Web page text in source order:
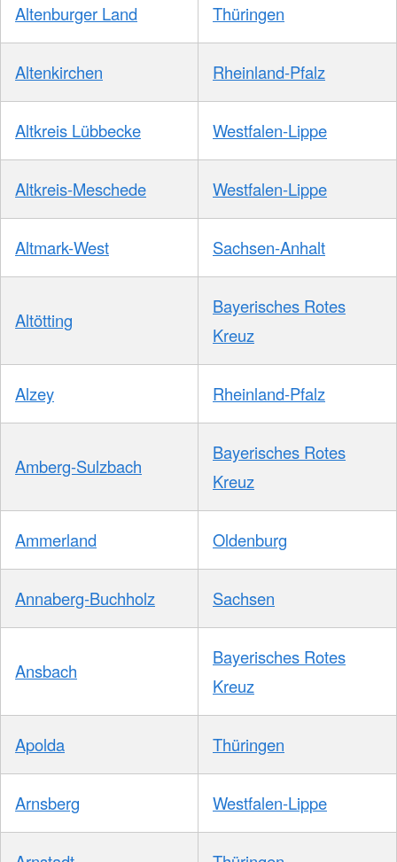
Altenburger Land Thüringen
Altenkirchen Rheinland-Pfalz
Altkreis Lübbecke Westfalen-Lippe
Altkreis-Meschede Westfalen-Lippe
Altmark-West Sachsen-Anhalt
Altötting
Bayerisches Rotes
Kreuz
Alzey Rheinland-Pfalz
Amberg-Sulzbach
Bayerisches Rotes
Kreuz
Ammerland Oldenburg
Annaberg-Buchholz Sachsen
Ansbach
Bayerisches Rotes
Kreuz
Apolda Thüringen
Arnsberg Westfalen-Lippe